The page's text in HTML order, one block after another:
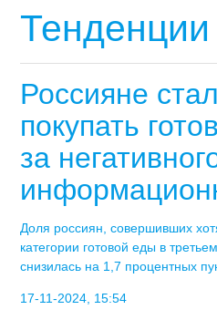
Тенденции
Россияне
покупать
за
Доля россиян, совершивших
категории готовой еды в
снизилась на 1,7 процентных
17-11-2024, 15:54